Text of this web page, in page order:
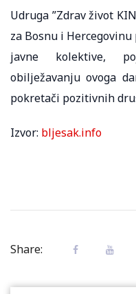
Udruga ”Zdrav život
za Bosnu i
javne kolektive,
obilježavanju ovoga
pokretači pozitivnih
Izvor: bljesak.info
Share: